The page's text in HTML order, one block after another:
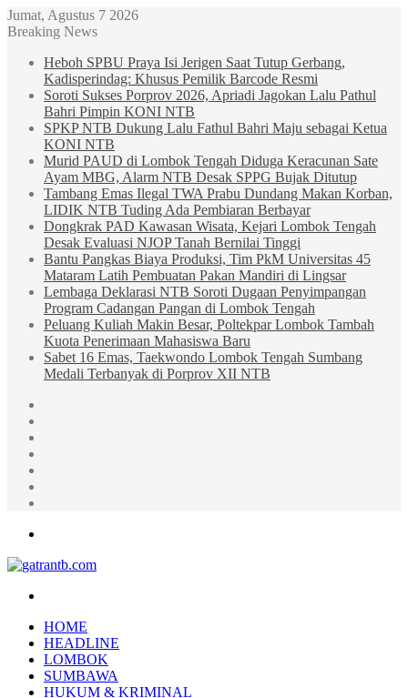
Jumat, Agustus 7 2026
Breaking News
Heboh SPBU Praya Isi Jerigen Saat Tutup Gerbang,
Kadisperindag: Khusus Pemilik Barcode Resmi
Soroti Sukses Porprov 2026, Apriadi Jagokan Lalu Pathul
Bahri Pimpin KONI NTB
SPKP NTB Dukung Lalu Fathul Bahri Maju sebagai Ketua
KONI NTB
Murid PAUD di Lombok Tengah Diduga Keracunan Sate
Ayam MBG, Alarm NTB Desak SPPG Bujak Ditutup
Tambang Emas Ilegal TWA Prabu Dundang Makan Korban,
LIDIK NTB Tuding Ada Pembiaran Berbayar
Dongkrak PAD Kawasan Wisata, Kejari Lombok Tengah
Desak Evaluasi NJOP Tanah Bernilai Tinggi
Bantu Pangkas Biaya Produksi, Tim PkM Universitas 45
Mataram Latih Pembuatan Pakan Mandiri di Lingsar
Lembaga Deklarasi NTB Soroti Dugaan Penyimpangan
Program Cadangan Pangan di Lombok Tengah
Peluang Kuliah Makin Besar, Poltekpar Lombok Tambah
Kuota Penerimaan Mahasiswa Baru
Sabet 16 Emas, Taekwondo Lombok Tengah Sumbang
Medali Terbanyak di Porprov XII NTB
HOME
HEADLINE
LOMBOK
SUMBAWA
HUKUM & KRIMINAL